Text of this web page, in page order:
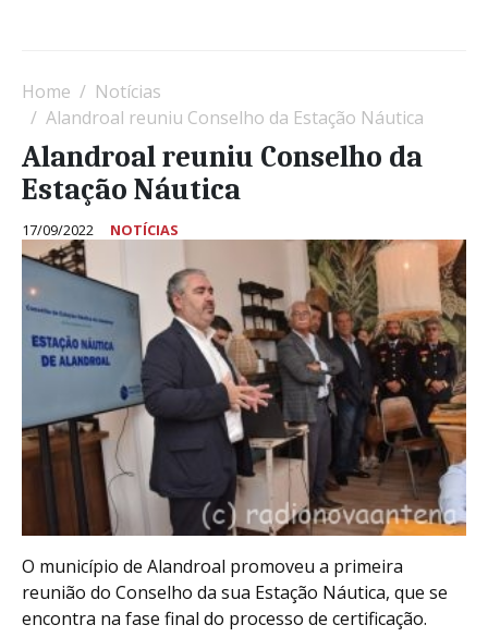
Home
Notícias
Alandroal reuniu Conselho da Estação Náutica
Alandroal reuniu Conselho da
Estação Náutica
17/09/2022 NOTÍCIAS
O município de Alandroal promoveu a primeira
reunião do Conselho da sua Estação Náutica, que se
encontra na fase final do processo de certificação.